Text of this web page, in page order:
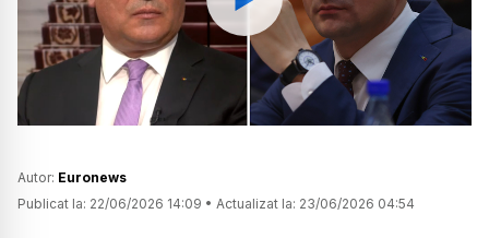
Watch
Autor: Euronews
Publicat la: 22/06/2026 14:09 • Actualizat la: 23/06/2026 04:54